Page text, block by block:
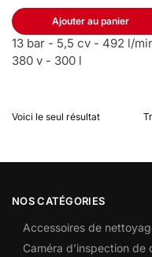
Ajouter au panier
13 bar - 5,5 cv - 492 l/
380 v - 300 l
Voici le seul résultat
NOS CATÉGORIES
Accessoires de
Caméra d’inspection de